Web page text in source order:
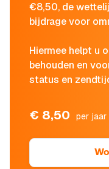
€8,50, de
bijdrage voor
Hiermee helpt u
behouden en
status en
€ 8,50 per jaar